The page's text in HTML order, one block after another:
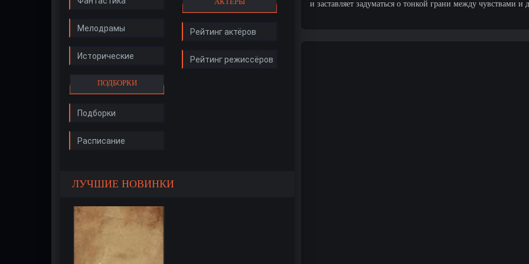
Мелодрамы
Исторические
ПОДБОРКИ
Подборки
Расписание
Рейтинг актёров
Рейтинг режиссёров
ЛУЧШИЕ НОВИНКИ
и заставляет задуматься о тонкой грани между чувствами и